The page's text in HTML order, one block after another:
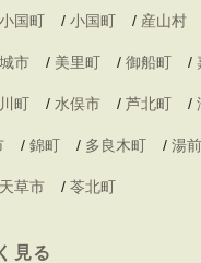
国町 / 小国町 / 産山村
市 / 美里町 / 御船町 /
町 / 水俣市 / 芦北町 /
/ 錦町 / 多良木町 / 湯
天草市 / 苓北町
見る